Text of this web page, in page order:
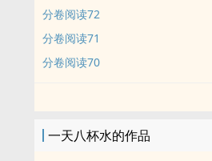
分卷阅读72
分卷阅读71
分卷阅读70
一天八杯水的作品